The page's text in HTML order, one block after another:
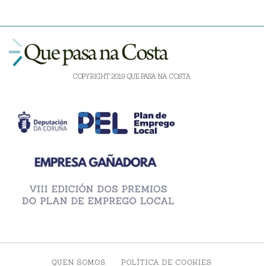
COPYRIGHT 2019 QUE PASA NA COSTA
QUEN SOMOS POLÍTICA DE COOKIES